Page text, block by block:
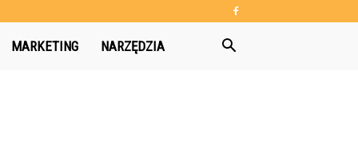
MARKETING NARZĘDZIA